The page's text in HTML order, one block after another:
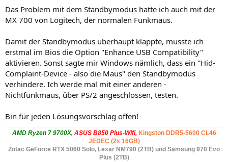
Das Problem mit dem Standbymodus hatte ich auch mit der
MX 700 von Logitech, der normalen Funkmaus.
Damit der Standbymodus überhaupt klappte, musste ich
erstmal im Bios die Option "Enhance USB Compatibility"
aktivieren. Sonst sagte mir Windows nämlich, dass ein "Hid-
Complaint-Device - also die Maus" den Standbymodus
verhindere. Ich werde mal mit einer anderen -
Nichtfunkmaus, über PS/2 angeschlossen, testen.
Bin für jeden Lösungsvorschlag offen!
AMD Ryzen 7 9700X, ASUS B850 Plus-Wifi, Kingston DDR5-5600 CL46
JEDEC (2x 16GB)
Zotac GeForce RTX 5060 Solo, Lexar NM790 (2TB) und Samsung 970 Evo
Plus (2TB)